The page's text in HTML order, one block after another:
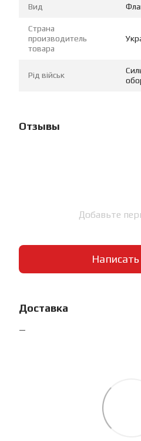
Вид
Страна
производитель
товара
Рід військ
Отзывы
Добавьте
Доставка